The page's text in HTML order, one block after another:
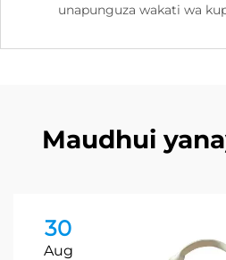
unapunguza wakati wa
Maudhui
30
Aug